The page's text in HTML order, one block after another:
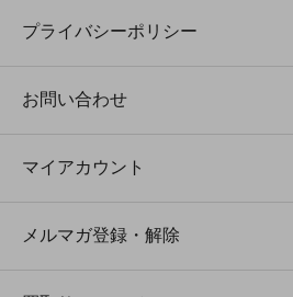
プライバシーポリシー
お問い合わせ
マイアカウント
メルマガ登録・解除